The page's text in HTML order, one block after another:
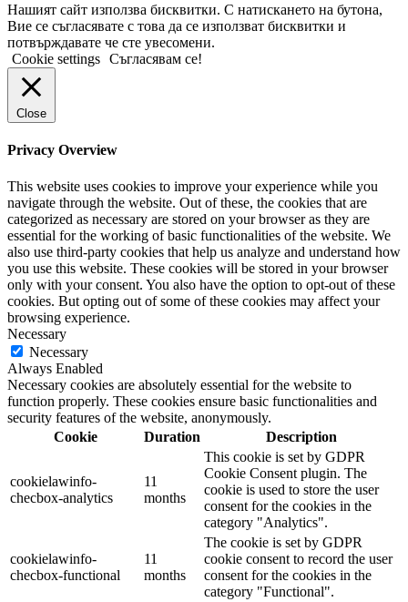
Нашият сайт използва бисквитки. С натискането на бутона,
Вие се съгласявате с това да се използват бисквитки и
потвърждавате че сте увесомени.
Cookie settings Съгласявам се!
Close
Privacy Overview
This website uses cookies to improve your experience while you
navigate through the website. Out of these, the cookies that are
categorized as necessary are stored on your browser as they are
essential for the working of basic functionalities of the website. We
also use third-party cookies that help us analyze and understand how
you use this website. These cookies will be stored in your browser
only with your consent. You also have the option to opt-out of these
cookies. But opting out of some of these cookies may affect your
browsing experience.
Necessary
Necessary
Always Enabled
Necessary cookies are absolutely essential for the website to
function properly. These cookies ensure basic functionalities and
security features of the website, anonymously.
Cookie
Duration Description
cookielawinfo-
checbox-analytics
11
months
This cookie is set by GDPR
Cookie Consent plugin. The
cookie is used to store the user
consent for the cookies in the
category "Analytics".
cookielawinfo-
checbox-functional
11
months
The cookie is set by GDPR
cookie consent to record the user
consent for the cookies in the
category "Functional".